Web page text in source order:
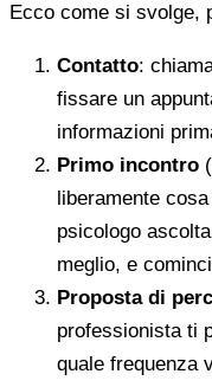
Ecco come si svolge,
Contatto:
fissare un
informazioni
Primo incontro
liberamente
psicologo
meglio, e
Proposta di
professionista ti
quale frequenza